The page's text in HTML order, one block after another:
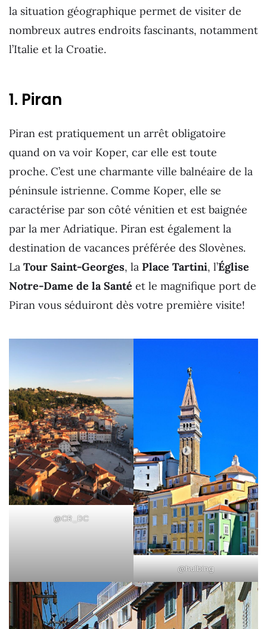
la situation géographique permet de visiter de
nombreux autres endroits fascinants, notamment
l’Italie et la Croatie.
1. Piran
Piran est pratiquement un arrêt obligatoire
quand on va voir Koper, car elle est toute
proche. C’est une charmante ville balnéaire de la
péninsule istrienne. Comme Koper, elle se
caractérise par son côté vénitien et est baignée
par la mer Adriatique. Piran est également la
destination de vacances préférée des Slovènes.
La Tour Saint-Georges, la Place Tartini, l’Église
Notre-Dame de la Santé et le magnifique port de
Piran vous séduiront dès votre première visite!
@CR_DC
@hulbing